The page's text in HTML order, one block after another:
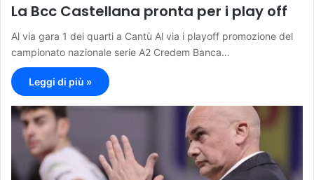
La Bcc Castellana pronta per i play off
Al via gara 1 dei quarti a Cantù Al via i playoff promozione del
campionato nazionale serie A2 Credem Banca…
Leggi di più »